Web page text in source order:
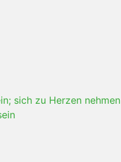
sich zu Herzen nehmen